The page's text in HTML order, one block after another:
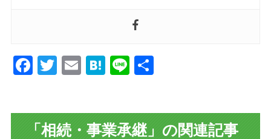
Facebook
Twitter
EmailHatena
Line共
「相続・事業承継」の関連記事